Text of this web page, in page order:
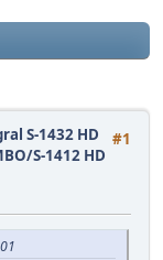
#1
S-1432 HD
S-1412 HD